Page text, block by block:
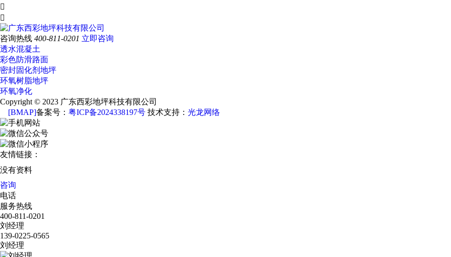


咨询热线 400-811-0201 立即咨询
透水混凝土
彩色防滑路面
密封固化剂地坪
环氧树脂地坪
环氧净化
Copyright © 2023 广东西彩地坪科技有限公司
[BMAP]备案号： 粤ICP备2024338197号 技术支持： 光龙网络
友情链接：
没有资料
咨询
电话
服务热线
400-811-0201
刘经理
139-0225-0565
刘经理